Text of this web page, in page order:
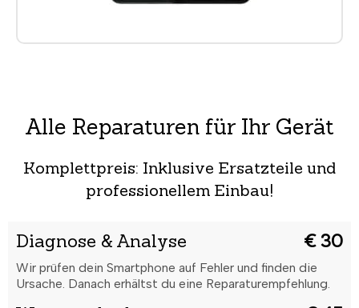
Alle Reparaturen für Ihr Gerät
Komplettpreis: Inklusive Ersatzteile und
professionellem Einbau!
Diagnose & Analyse € 30
Wir prüfen dein Smartphone auf Fehler und finden die
Ursache. Danach erhältst du eine Reparaturempfehlung.